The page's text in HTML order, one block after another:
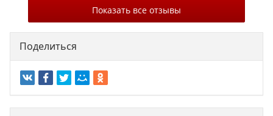
Показать все отзывы
Поделиться